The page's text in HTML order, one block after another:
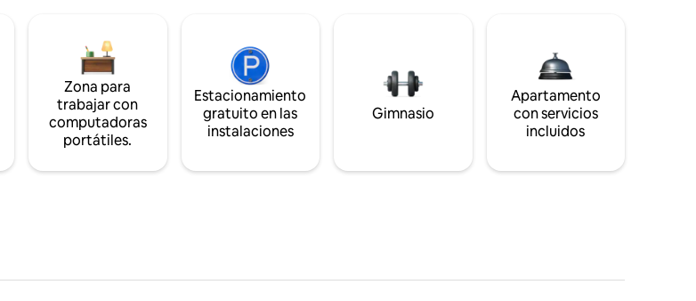
Zona para
trabajar con
computadoras
portátiles.
Estacionamiento
gratuito en las
instalaciones
Gimnasio
Apartamento
con servicios
incluidos